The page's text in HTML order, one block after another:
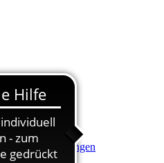
Hauptinhalt anspringen